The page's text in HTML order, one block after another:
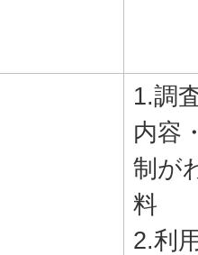
1.調
内容
制が
料
2.利